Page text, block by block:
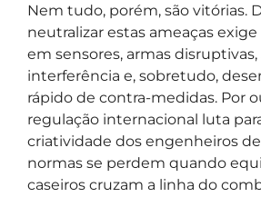
Nem tudo, porém, são vitórias.
neutralizar estas ameaças
em sensores, armas
interferência e, sobretudo,
rápido de contra-medidas. Por
regulação internacional luta
criatividade dos engenheiros
normas se perdem quando
caseiros cruzam a linha do